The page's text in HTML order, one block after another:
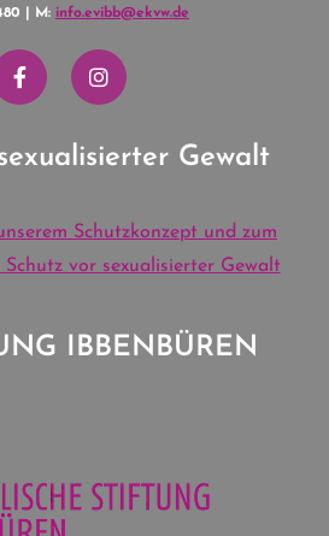
| M: info.evibb@ekvw.de
Gewalt
Schutzkonzept und zum
Schutz vor sexualisierter Gewalt
IBBENBÜREN